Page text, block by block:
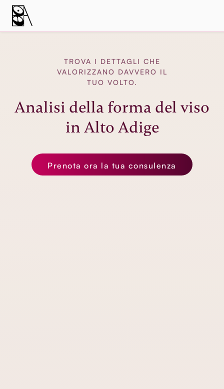
TROVA I DETTAGLI CHE
VALORIZZANO DAVVERO IL
TUO VOLTO.
Analisi della forma del viso
in Alto Adige
Prenota ora la tua consulenza